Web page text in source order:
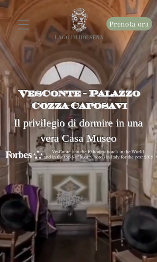
Prenota ora
LAGO DI BOLSENA
VesConte - Palazzo
Cozza Caposavi
Il privilegio di dormire in una
vera Casa Museo